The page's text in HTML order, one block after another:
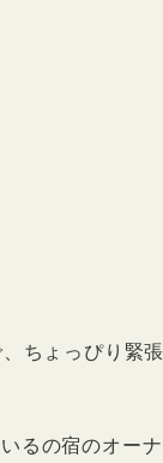
ちょっぴり緊
るの宿のオーナ